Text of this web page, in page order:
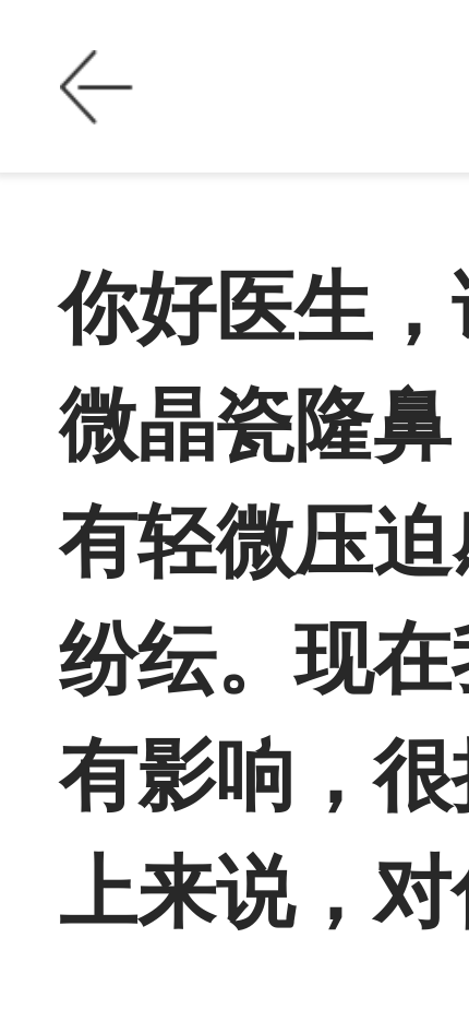
你好医生
微晶瓷隆
有轻微压
纷纭。现
有影响，
上来说，